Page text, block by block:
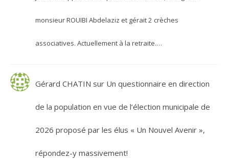
monsieur ROUIBI Abdelaziz et gérait 2 crèches
associatives. Actuellement à la retraite.…
Gérard CHATIN sur Un questionnaire en direction
de la population en vue de l’élection municipale de
2026 proposé par les élus « Un Nouvel Avenir »,
répondez-y massivement!